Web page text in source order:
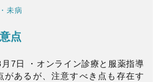
未病
点
7日 ・オンライン診療と服薬指導
があるが、注意すべき点も存在す